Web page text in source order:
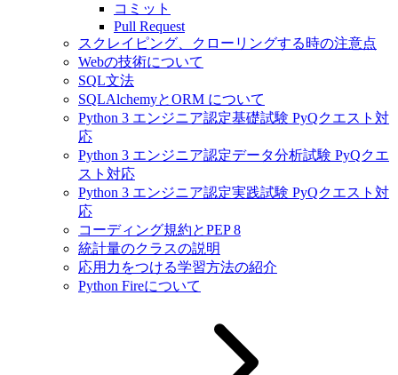
コミット
Pull Request
スクレイピング、クローリングする時の注意点
Webの技術について
SQL文法
SQLAlchemyとORM について
Python 3 エンジニア認定基礎試験 PyQクエスト対
応
Python 3 エンジニア認定データ分析試験 PyQクエ
スト対応
Python 3 エンジニア認定実践試験 PyQクエスト対
応
コーディング規約とPEP 8
統計量のクラスの説明
応用力をつける学習方法の紹介
Python Fireについて